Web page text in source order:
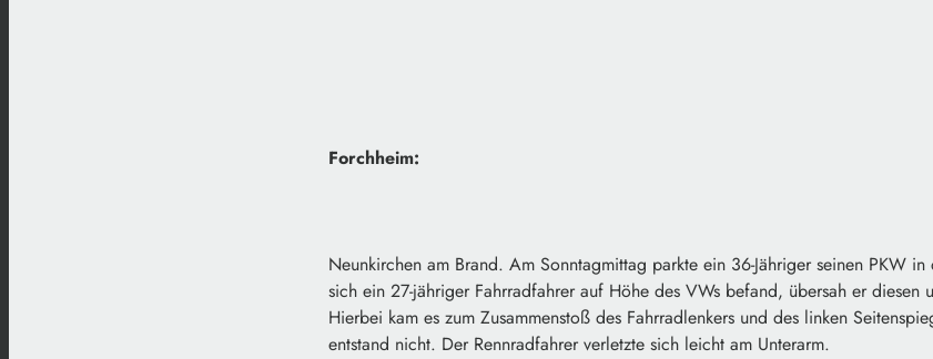
Forchheim:
Neunkirchen am Brand. Am Sonntagmittag parkte ein 36-Jähriger seinen PKW
sich ein 27-jähriger Fahrradfahrer auf Höhe des VWs befand, übersah er diesen
Hierbei kam es zum Zusammenstoß des Fahrradlenkers und des linken
entstand nicht. Der Rennradfahrer verletzte sich leicht am Unterarm.